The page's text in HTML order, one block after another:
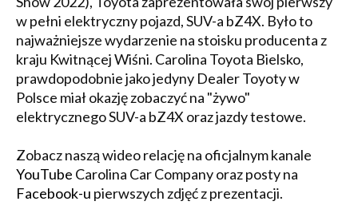
w pełni elektryczny pojazd, SUV-a bZ4X. Było to
najważniejsze wydarzenie na stoisku producenta z
kraju Kwitnącej Wiśni. Carolina Toyota Bielsko,
prawdopodobnie jako jedyny Dealer Toyoty w
Polsce miał okazję zobaczyć na "żywo"
elektrycznego SUV-a bZ4X oraz jazdy testowe.
Zobacz naszą wideo relację na oficjalnym kanale
YouTube Carolina Car Company oraz posty na
Facebook-u pierwszych zdjęć z prezentacji.